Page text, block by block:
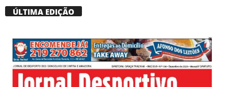
ÚLTIMA EDIÇÃO